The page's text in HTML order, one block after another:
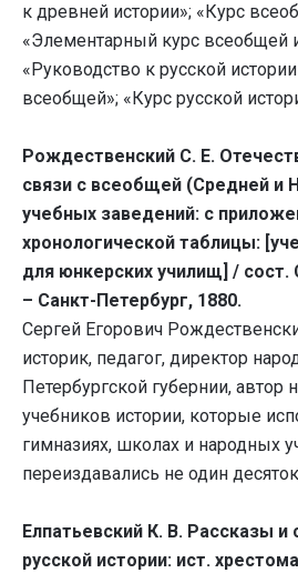
к древней истории»; «Курс
«Элементарный курс всеобщей
«Руководство к русской
всеобщей»; «Курс русской
Рождественский С. Е.
связи с всеобщей (Средней и
учебных заведений: с
хронологической таблицы:
для юнкерских училищ] /
– Санкт-Петербург, 1880.
Сергей Егорович
историк, педагог, директор
Петербургской губернии, автор
учебников истории, которые
гимназиях, школах и народных
переиздавались не один
Елпатьевский К. В. Рассказы и
русской истории: ист.